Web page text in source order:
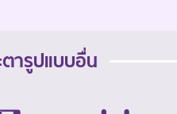
ารูปแบบอื่น